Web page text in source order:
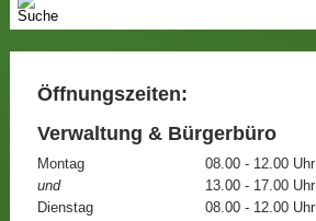
Öffnungszeiten:
Verwaltung & Bürgerbüro
Montag
08.00 - 12.00 Uhr
und
13.00 - 17.00 Uhr
Dienstag
08.00 - 12.00 Uhr